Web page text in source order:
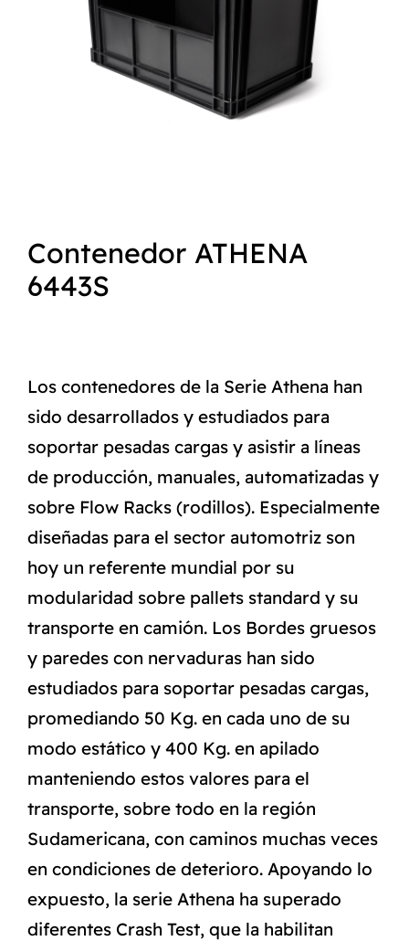
NORMAS ISO
Contenedor ATHENA
6443S
Los contenedores de la Serie Athena han
sido desarrollados y estudiados para
soportar pesadas cargas y asistir a líneas
de producción, manuales, automatizadas y
sobre Flow Racks (rodillos). Especialmente
diseñadas para el sector automotriz son
hoy un referente mundial por su
modularidad sobre pallets standard y su
transporte en camión. Los Bordes gruesos
y paredes con nervaduras han sido
estudiados para soportar pesadas cargas,
promediando 50 Kg. en cada uno de su
modo estático y 400 Kg. en apilado
manteniendo estos valores para el
transporte, sobre todo en la región
Sudamericana, con caminos muchas veces
en condiciones de deterioro. Apoyando lo
expuesto, la serie Athena ha superado
diferentes Crash Test, que la habilitan